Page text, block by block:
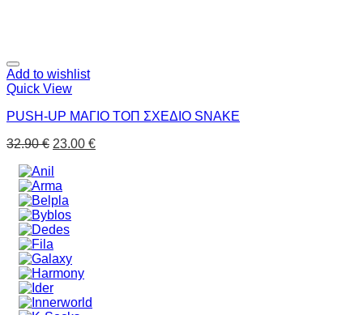
Add to wishlist
Quick View
PUSH-UP ΜΑΓΙΟ ΤΟΠ ΣΧΕΔΙΟ SNAKE
32.90€ 23.00 €